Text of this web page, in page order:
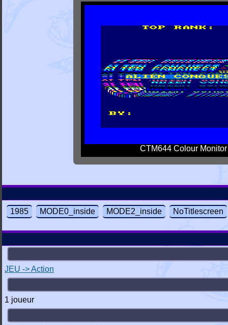
CTM644 Colour Monitor
1985 MODE0_inside MODE2_inside NoTitlescreen
JEU -> Action
1 joueur